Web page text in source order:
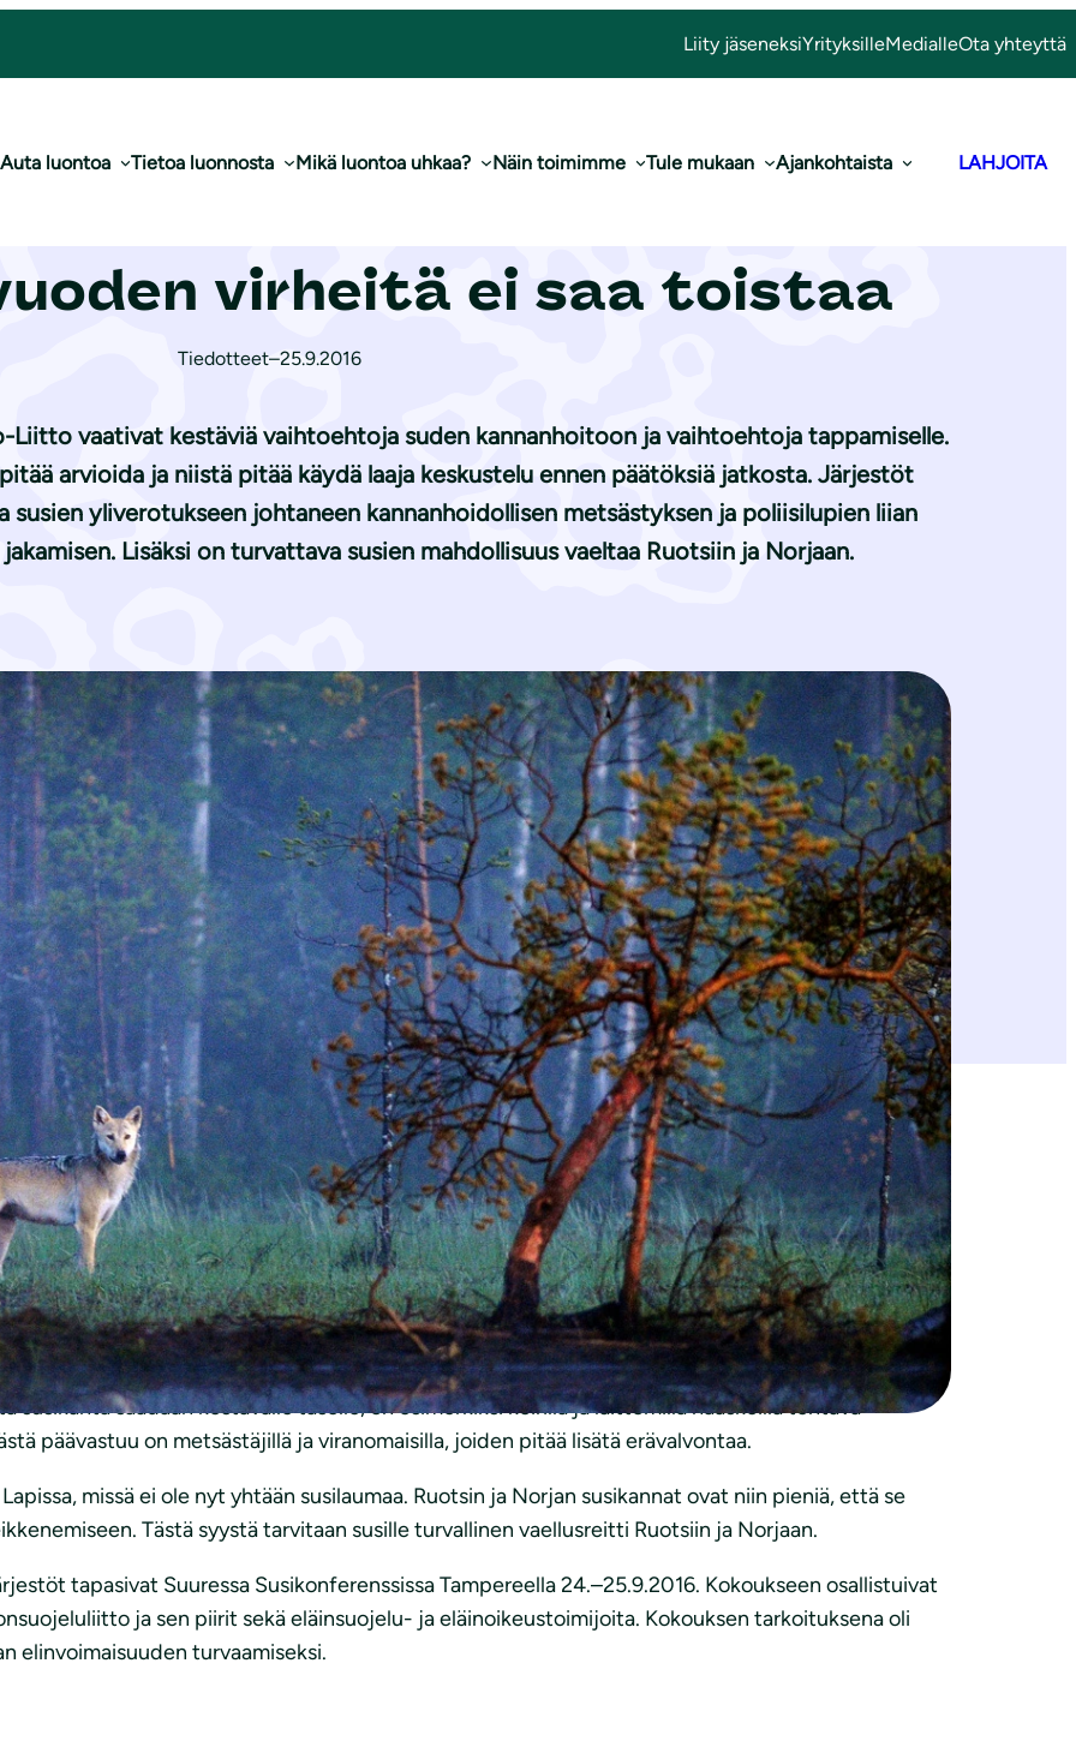
Liity jäseneksiYrityksilleMedialleOta yhteyttä
Auta luontoa Tietoa luonnosta Mikä luontoa uhkaa? Näin toimimme Tule mukaan Ajankohtaista LAHJOITA
metsästysvuoden virheitä ei saa toistaa
virheitä ei saa toistaa
Tiedotteet–25.9.2016
vaativat kestäviä vaihtoehtoja suden kannanhoitoon ja vaihtoehtoja tappamiselle.
arvioida ja niistä pitää käydä laaja keskustelu ennen päätöksiä jatkosta. Järjestöt
yliverotukseen johtaneen kannanhoidollisen metsästyksen ja poliisilupien liian
Lisäksi on turvattava susien mahdollisuus vaeltaa Ruotsiin ja Norjaan.
poliisin antamien lupien ja salametsästyksen kanssa noin kolmanneksen susistamme. Se on
liikaa. Se hajotti myös terveitä ja vahinkoja aiheuttamattomia susilaumoja.
muita keinoja kuin metsästäminen. Viime metsästysvuoden kaltainen metsästys vain lisää
koti- ja tuotantoeläimiä petoaidoilla ja laumanvartijakoirilla. Petoaitoja saa valtiolta ja
Vahinkojen ennaltaehkäisykeinojen käyttämisen tulee olla edellytys tappoluvalle.
susikanta saadaan kestävälle tasolle, on esimerkiksi koirilla ja laittomilla haaskoilla tehtävä
päävastuu on metsästäjillä ja viranomaisilla, joiden pitää lisätä erävalvontaa.
missä ei ole nyt yhtään susilaumaa. Ruotsin ja Norjan susikannat ovat niin pieniä, että se
Tästä syystä tarvitaan susille turvallinen vaellusreitti Ruotsiin ja Norjaan.
tapasivat Suuressa Susikonferenssissa Tampereella 24.–25.9.2016. Kokoukseen osallistuivat
ja sen piirit sekä eläinsuojelu- ja eläinoikeustoimijoita. Kokouksen tarkoituksena oli
elinvoimaisuuden turvaamiseksi.